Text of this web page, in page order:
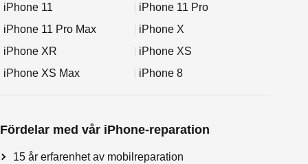
iPhone 11
iPhone 11 Pro
iPhone 11 Pro Max
iPhone X
iPhone XR
iPhone XS
iPhone XS Max
iPhone 8
Fördelar med vår iPhone-reparation
15 år erfarenhet av mobilreparation